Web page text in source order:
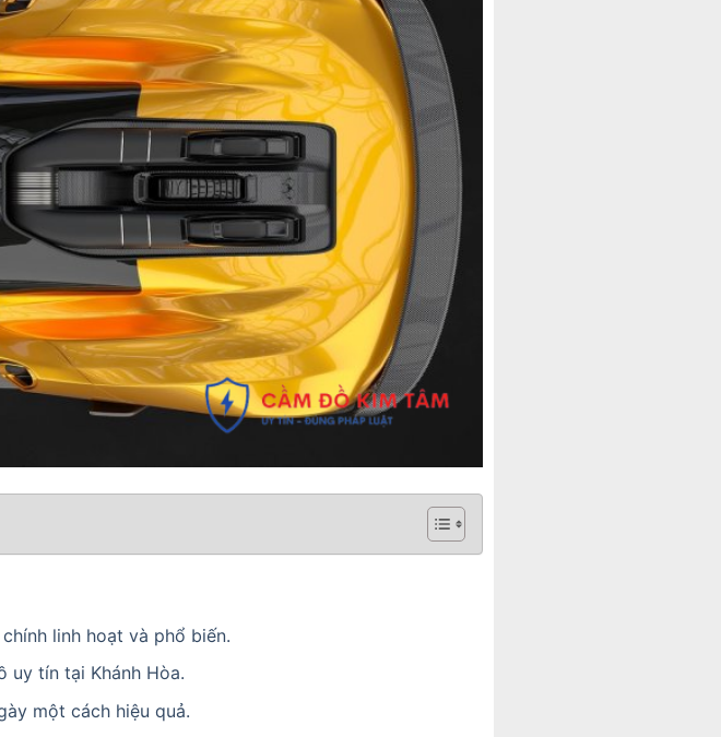
linh hoạt và phổ biến.
uy tín tại Khánh Hòa.
một cách hiệu quả.